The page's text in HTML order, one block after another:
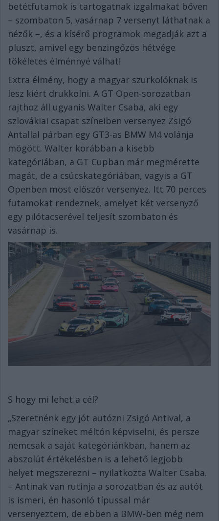
betétfutamok is tartogatnak izgalmakat bőven
– szombaton 5, vasárnap 7 versenyt láthatnak a
nézők –, és a kísérő programok megadják azt a
pluszt, amivel egy benzingőzös hétvége
tökéletes élménnyé válhat!
Extra élmény, hogy a magyar szurkolóknak is
lesz kiért drukkolni. A GT Open-sorozatban
rajthoz áll ugyanis Walter Csaba, aki egy
szlovákiai csapat színeiben versenyez Zsigó
Antallal párban egy GT3-as BMW M4 volánja
mögött. Walter korábban a kisebb
kategóriában, a GT Cupban már megmérette
magát, de a csúcskategóriában, vagyis a GT
Openben most először versenyez. Itt 70 perces
futamokat rendeznek, amelyet két versenyző
egy pilótacserével teljesít szombaton és
vasárnap is.
S hogy mi lehet a cél?
„Szeretnénk egy jót autózni Zsigó Antival, a
magyar színeket méltón képviselni, és persze
nemcsak a saját kategóriánkban, hanem az
abszolút értékelésben is a lehető legjobb
helyet megszerezni – nyilatkozta Walter Csaba.
– Antinak van rutinja a sorozatban és az autót
is ismeri, én hasonló típussal már
versenyeztem, de ebben a BMW-ben még nem